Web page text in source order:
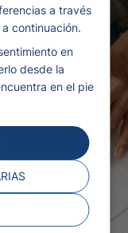
a través
continuación.
en
desde la
en el pie